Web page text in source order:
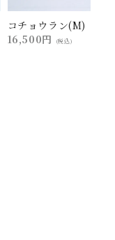
コチョウラン(M)
16,500円
(税込)